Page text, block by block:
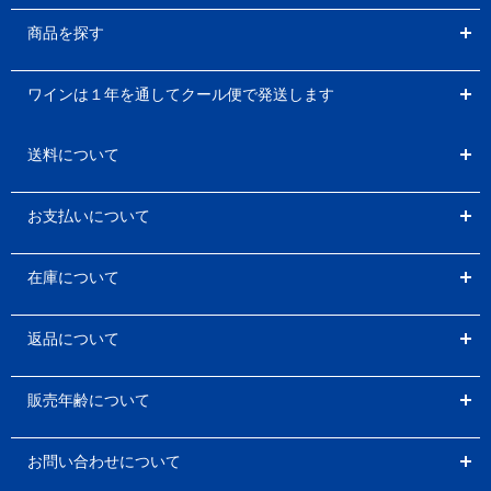
商品を探す
ワインは１年を通してクール便で発送します
送料について
お支払いについて
在庫について
返品について
販売年齢について
お問い合わせについて